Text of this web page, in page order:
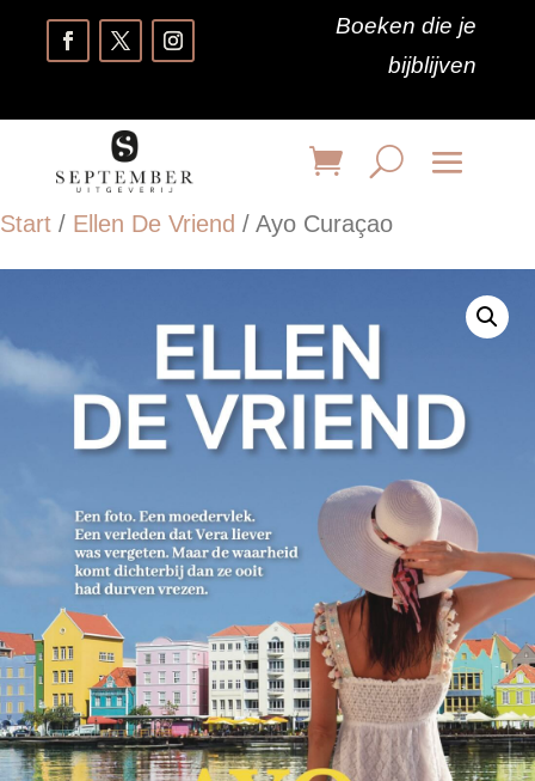
Boeken die je
bijblijven
Start / Ellen De Vriend / Ayo Curaçao